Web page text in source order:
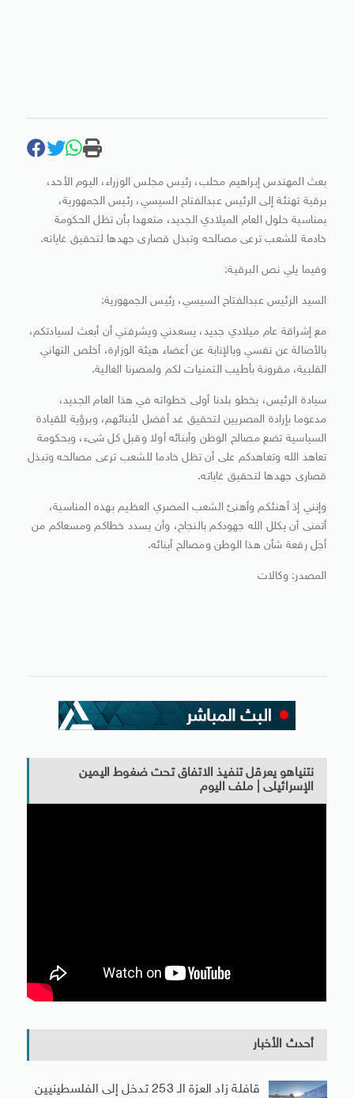
بعث المهندس إبراهيم محلب، رئيس مجلس الوزراء، اليوم الأحد،
برقية تهنئة إلى الرئيس عبدالفتاح السيسي، رئيس الجمهورية،
بمناسبة حلول العام الميلادي الجديد، متعهدا بأن تظل الحكومة
خادمة للشعب ترعى مصالحه وتبذل قصارى جهدها لتحقيق غاياته.
وفيما يلي نص البرقية:
السيد الرئيس عبدالفتاح السيسي، رئيس الجمهورية:
مع إشراقة عام ميلادي جديد، يسعدني ويشرفني أن أبعث لسيادتكم،
بالأصالة عن نفسي وبالإنابة عن أعضاء هيئة الوزارة، أخلص التهاني
القلبية، مقرونة بأطيب التمنيات لكم ولمصرنا الغالية.
سيادة الرئيس، يخطو بلدنا أولى خطواته في هذا العام الجديد،
مدعوما بإرادة المصريين لتحقيق غد أفضل لأبنائهم، وبرؤية للقيادة
السياسية تضع مصالح الوطن وأبنائه أولا وقبل كل شىء، وبحكومة
تعاهد الله وتعاهدكم على أن تظل خادما للشعب ترعى مصالحه وتبذل
قصارى جهدها لتحقيق غاياته.
وإنني إذ أهنئكم وأهنئ الشعب المصري العظيم بهذه المناسبة،
أتمنى أن يكلل الله جهودكم بالنجاح، وأن يسدد خطاكم ومسعاكم من
أجل رفعة شأن هذا الوطن ومصالح أبنائه.
المصدر: وكالات
نتنياهو يعرقل تنفيذ الاتفاق تحت ضغوط اليمين
الإسرائيلى | ملف اليوم
أحدث الأخبار
قافلة زاد العزة الـ 253 تدخل إلى الفلسطينيين